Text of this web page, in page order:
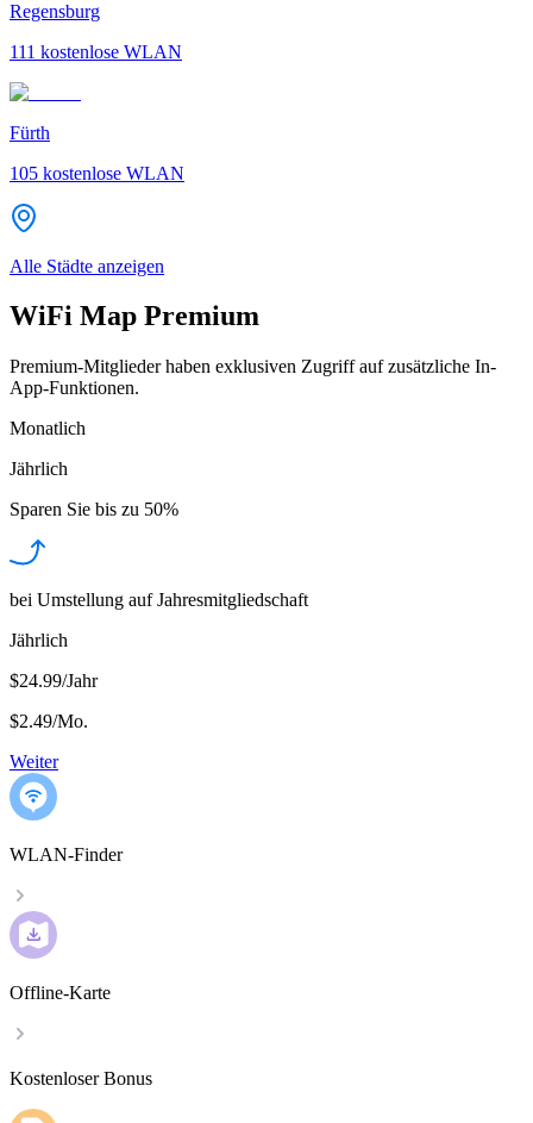
Regensburg
111 kostenlose WLAN
Fürth
105 kostenlose WLAN
Alle Städte anzeigen
WiFi Map Premium
Premium-Mitglieder haben exklusiven Zugriff auf zusätzliche In-
App-Funktionen.
Monatlich
Jährlich
Sparen Sie bis zu 50%
bei Umstellung auf Jahresmitgliedschaft
Jährlich
$24.99/Jahr
$2.49/Mo.
Weiter
WLAN-Finder
Offline-Karte
Kostenloser Bonus